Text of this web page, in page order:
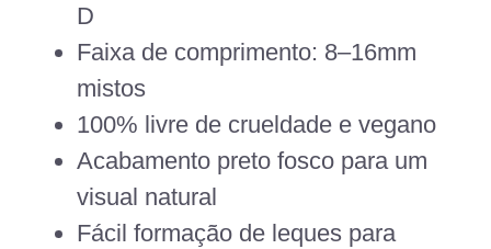
D
Faixa de comprimento: 8–16mm
mistos
100% livre de crueldade e vegano
Acabamento preto fosco para um
visual natural
Fácil formação de leques para